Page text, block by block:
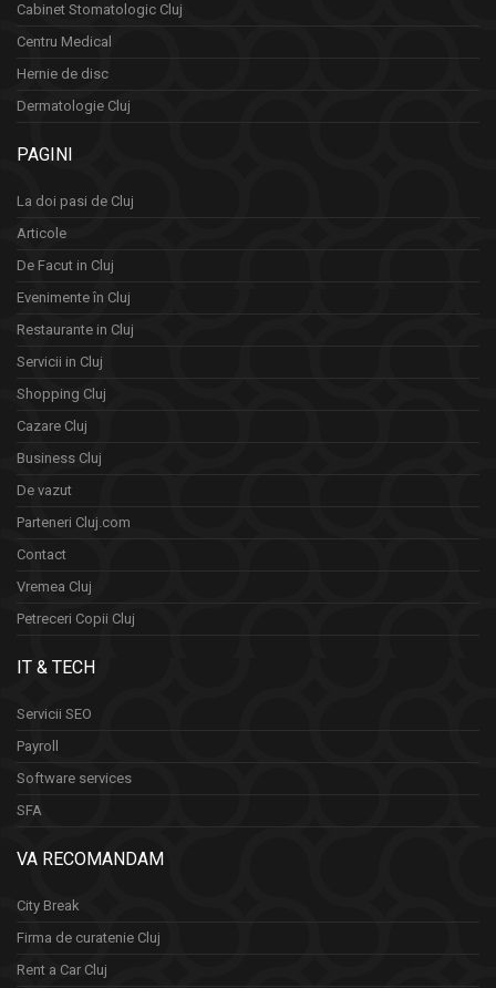
Cabinet Stomatologic Cluj
Centru Medical
Hernie de disc
Dermatologie Cluj
PAGINI
La doi pasi de Cluj
Articole
De Facut in Cluj
Evenimente în Cluj
Restaurante in Cluj
Servicii in Cluj
Shopping Cluj
Cazare Cluj
Business Cluj
De vazut
Parteneri Cluj.com
Contact
Vremea Cluj
Petreceri Copii Cluj
IT & TECH
Servicii SEO
Payroll
Software services
SFA
VA RECOMANDAM
City Break
Firma de curatenie Cluj
Rent a Car Cluj